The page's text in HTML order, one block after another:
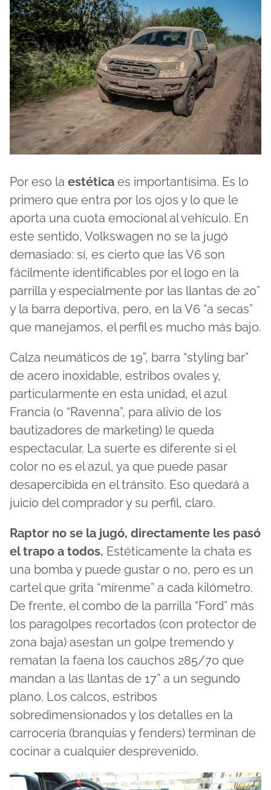
Por eso la estética es importantísima. Es lo
primero que entra por los ojos y lo que le
aporta una cuota emocional al vehículo. En
este sentido, Volkswagen no se la jugó
demasiado: sí, es cierto que las V6 son
fácilmente identificables por el logo en la
parrilla y especialmente por las llantas de 20”
y la barra deportiva, pero, en la V6 “a secas”
que manejamos, el perfil es mucho más bajo.
Calza neumáticos de 19”, barra “styling bar”
de acero inoxidable, estribos ovales y,
particularmente en esta unidad, el azul
Francia (o “Ravenna”, para alivio de los
bautizadores de marketing) le queda
espectacular. La suerte es diferente si el
color no es el azul, ya que puede pasar
desapercibida en el tránsito. Eso quedará a
juicio del comprador y su perfil, claro.
Raptor no se la jugó, directamente les pasó
el trapo a todos. Estéticamente la chata es
una bomba y puede gustar o no, pero es un
cartel que grita “mírenme” a cada kilómetro.
De frente, el combo de la parrilla “Ford” más
los paragolpes recortados (con protector de
zona baja) asestan un golpe tremendo y
rematan la faena los cauchos 285/70 que
mandan a las llantas de 17” a un segundo
plano. Los calcos, estribos
sobredimensionados y los detalles en la
carrocería (branquias y fenders) terminan de
cocinar a cualquier desprevenido.